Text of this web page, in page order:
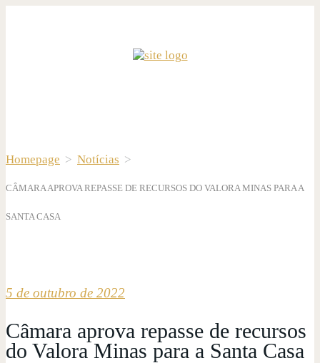
Homepage > Notícias >
CÂMARA APROVA REPASSE DE RECURSOS DO VALORA MINAS PARA A
SANTA CASA
5 de outubro de 2022
Câmara aprova repasse de recursos
do Valora Minas para a Santa Casa